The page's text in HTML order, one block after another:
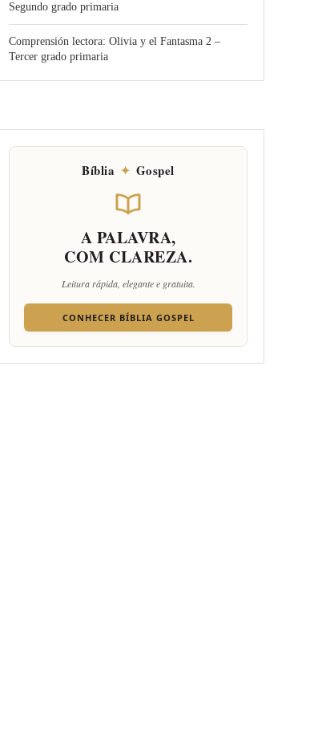
Segundo grado primaria
Comprensión lectora: Olivia y el Fantasma 2 –
Tercer grado primaria
Bíblia ✦ Gospel
A PALAVRA,
COM CLAREZA.
Leitura rápida, elegante e gratuita.
CONHECER BÍBLIA GOSPEL